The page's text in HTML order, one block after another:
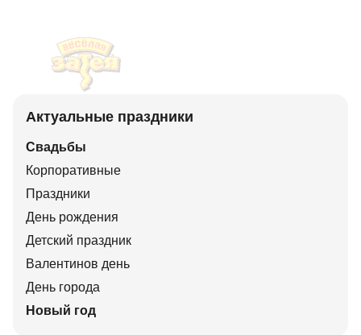
Актуальные праздники
Свадьбы
Корпоративные
Праздники
День рождения
Детский праздник
Валентинов день
День города
Новый год